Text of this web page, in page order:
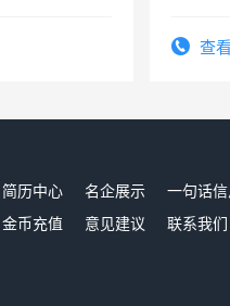
底薪+绩效，
查
简历中心 名企展示 一句话信
金币充值 意见建议 联系我们